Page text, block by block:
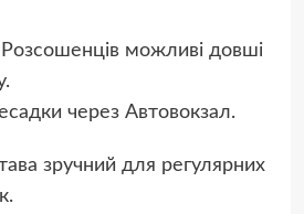
Розсошенців можливі довші
через Автовокзал.
зручний для регулярних